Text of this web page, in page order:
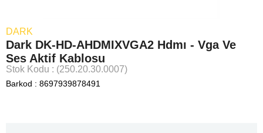
DARK
Dark DK-HD-AHDMIXVGA2 Hdmı - Vga Ve
Ses Aktif Kablosu
Stok Kodu (250.20.30.0007)
Barkod : 8697939878491